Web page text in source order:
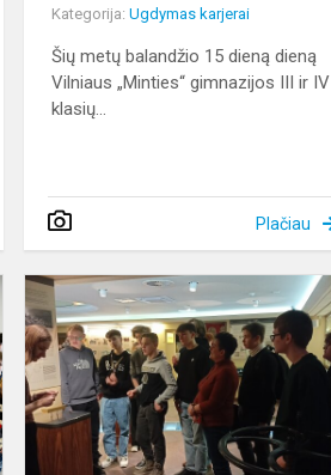
Kategorija:Ugdymas karjerai
Šių metų balandžio 15 dieną dieną
Vilniaus „Minties“ gimnazijos III ir IV
klasių...
Plačiau
Karjeros
ugdymo
diena
Vilniaus
kolegijoje